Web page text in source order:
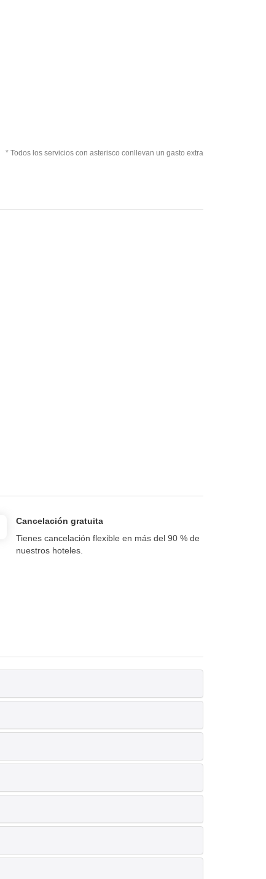
* Todos los servicios con asterisco conllevan un gasto extra
Cancelación gratuita
Tienes cancelación flexible en más del 90 % de
nuestros hoteles.